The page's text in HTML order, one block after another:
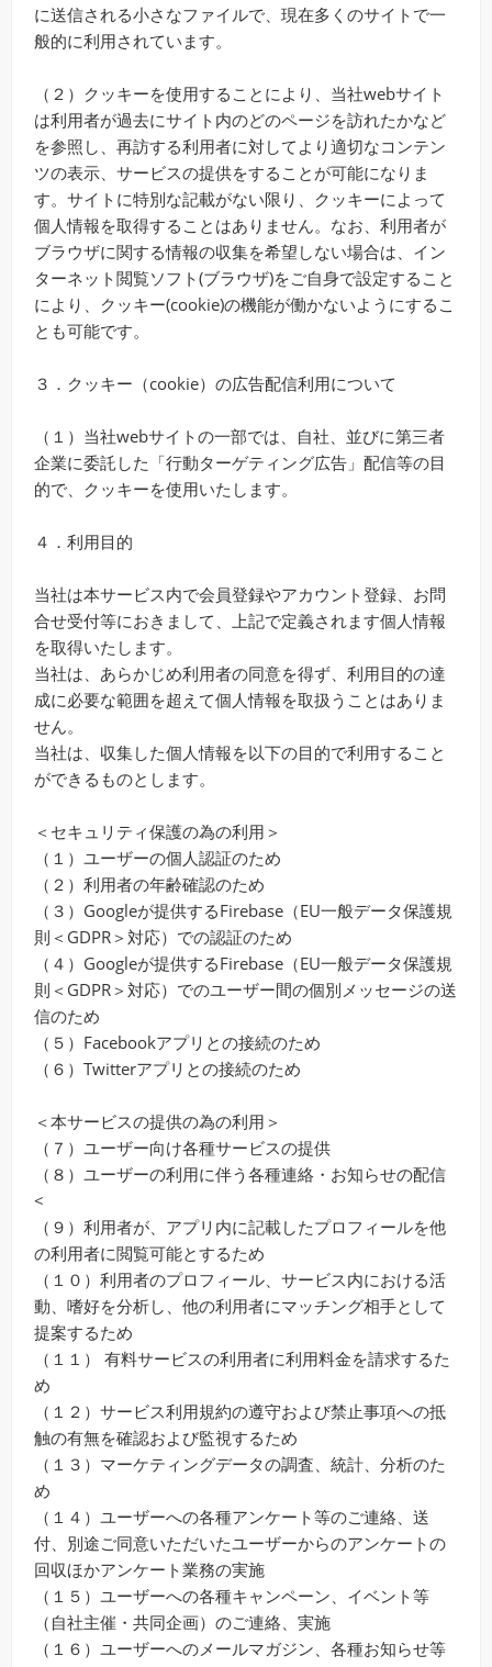
に送信される小さなファイルで、現在多くのサイトで一
般的に利用されています。
（２）クッキーを使用することにより、当社webサイト
は利用者が過去にサイト内のどのページを訪れたかなど
を参照し、再訪する利用者に対してより適切なコンテン
ツの表示、サービスの提供をすることが可能になりま
す。サイトに特別な記載がない限り、クッキーによって
個人情報を取得することはありません。なお、利用者が
ブラウザに関する情報の収集を希望しない場合は、イン
ターネット閲覧ソフト(ブラウザ)をご自身で設定すること
により、クッキー(cookie)の機能が働かないようにするこ
とも可能です。
３．クッキー（cookie）の広告配信利用について
（１）当社webサイトの一部では、自社、並びに第三者
企業に委託した「行動ターゲティング広告」配信等の目
的で、クッキーを使用いたします。
４．利用目的
当社は本サービス内で会員登録やアカウント登録、お問
合せ受付等におきまして、上記で定義されます個人情報
を取得いたします。
当社は、あらかじめ利用者の同意を得ず、利用目的の達
成に必要な範囲を超えて個人情報を取扱うことはありま
せん。
当社は、収集した個人情報を以下の目的で利用すること
ができるものとします。
＜セキュリティ保護の為の利用＞
（１）ユーザーの個人認証のため
（２）利用者の年齢確認のため
（３）Googleが提供するFirebase（EU一般データ保護規
則＜GDPR＞対応）での認証のため
（４）Googleが提供するFirebase（EU一般データ保護規
則＜GDPR＞対応）でのユーザー間の個別メッセージの送
信のため
（５）Facebookアプリとの接続のため
（６）Twitterアプリとの接続のため
＜本サービスの提供の為の利用＞
（７）ユーザー向け各種サービスの提供
（８）ユーザーの利用に伴う各種連絡・お知らせの配信
<
（９）利用者が、アプリ内に記載したプロフィールを他
の利用者に閲覧可能とするため
（１０）利用者のプロフィール、サービス内における活
動、嗜好を分析し、他の利用者にマッチング相手として
提案するため
（１１） 有料サービスの利用者に利用料金を請求するた
め
（１２）サービス利用規約の遵守および禁止事項への抵
触の有無を確認および監視するため
（１３）マーケティングデータの調査、統計、分析のた
め
（１４）ユーザーへの各種アンケート等のご連絡、送
付、別途ご同意いただいたユーザーからのアンケートの
回収ほかアンケート業務の実施
（１５）ユーザーへの各種キャンペーン、イベント等
（自社主催・共同企画）のご連絡、実施
（１６）ユーザーへのメールマガジン、各種お知らせ等